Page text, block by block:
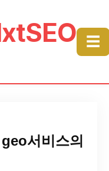
☰
서비스의